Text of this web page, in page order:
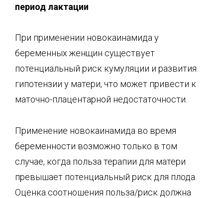
период лактации
При применении новокаинамида у
беременных женщин существует
потенциальный риск кумуляции и развития
гипотензии у матери, что может привести к
маточно-плацентарной недостаточности.
Применение новокаинамида во время
беременности возможно только в том
случае, когда польза терапии для матери
превышает потенциальный риск для плода.
Оценка соотношения польза/риск должна